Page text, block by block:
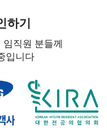
하기
직원 분들께
입니다